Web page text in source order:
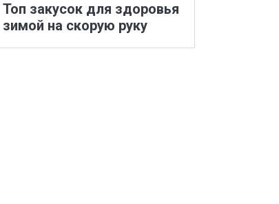
Топ закусок для здоровья
зимой на скорую руку